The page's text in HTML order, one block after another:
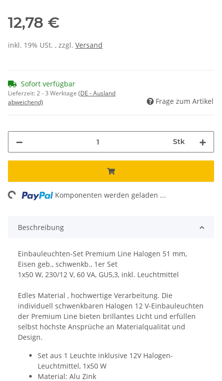
12,78 €
inkl. 19% USt. , zzgl. Versand
Sofort verfügbar
Lieferzeit:2 - 3 Werktage (DE - Ausland
abweichend)
Frage zum Artikel
Stk
Komponenten werden geladen ...
Beschreibung
Einbauleuchten-Set Premium Line Halogen 51 mm,
Eisen geb., schwenkb., 1er Set
1x50 W, 230/12 V, 60 VA, GU5,3, inkl. Leuchtmittel
Edles Material , hochwertige Verarbeitung. Die
individuell schwenkbaren Halogen 12 V-Einbauleuchten
der Premium Line bieten brillantes Licht und erfüllen
selbst höchste Ansprüche an Materialqualität und
Design.
Set aus 1 Leuchte inklusive 12V Halogen-
Leuchtmittel, 1x50 W
Material: Alu Zink